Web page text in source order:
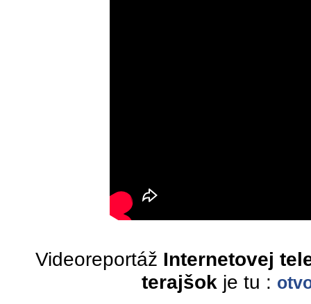
Videoreportáž Internetovej
terajšok je tu :